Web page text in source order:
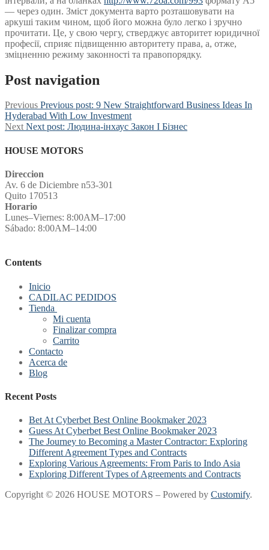
— через один. Зміст документа варто розташовувати на
аркуші таким чином, щоб його можна було легко і зручно
прочитати. Це, у свою чергу, стверджує авторитет юридичної
професії, сприяє підвищенню авторитету права, а, отже,
зміцненню режиму законності та правопорядку.
Post navigation
Previous Previous post: 9 New Straightforward Business Ideas In
Hyderabad With Low Investment
Next Next post: Людина-інхаус Закон І Бізнес
HOUSE MOTORS
Direccion
Av. 6 de Diciembre n53-301
Quito 170513
Horario
Lunes–Viernes: 8:00AM–17:00
Sábado: 8:00AM–14:00
Contents
Inicio
CADILAC PEDIDOS
Tienda
Mi cuenta
Finalizar compra
Carrito
Contacto
Acerca de
Blog
Recent Posts
Bet At Cyberbet Best Online Bookmaker 2023
Guess At Cyberbet Best Online Bookmaker 2023
The Journey to Becoming a Master Contractor: Exploring
Different Agreement Types and Contracts
Exploring Various Agreements: From Paris to Indo Asia
Exploring Different Types of Agreements and Contracts
Copyright © 2026 HOUSE MOTORS – Powered by Customify.